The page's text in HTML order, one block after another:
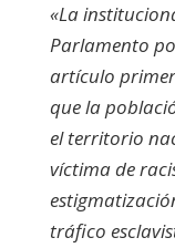
«La
Parlamento
artículo
que la
el territorio
víctima de
tráfico